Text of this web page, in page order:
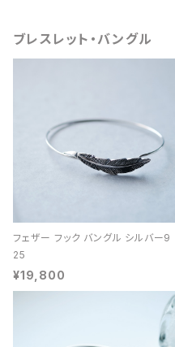
ブレスレット・バングル
フェザー フック バングル シルバー9
25
¥19,800